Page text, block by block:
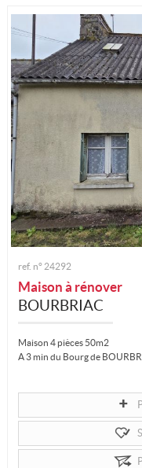
Mon compte
Ma sélection 0
ref. n° 24292
Maison à rénover
BOURBRIAC
Maison 4 pièces 50m2
A 3 min du Bourg de